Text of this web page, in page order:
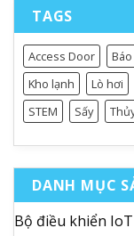
TAGS
Access Door
Kho lạnh
Lò hơi
STEM
Sấy
DANH MỤC
Bộ điều khiển IoT